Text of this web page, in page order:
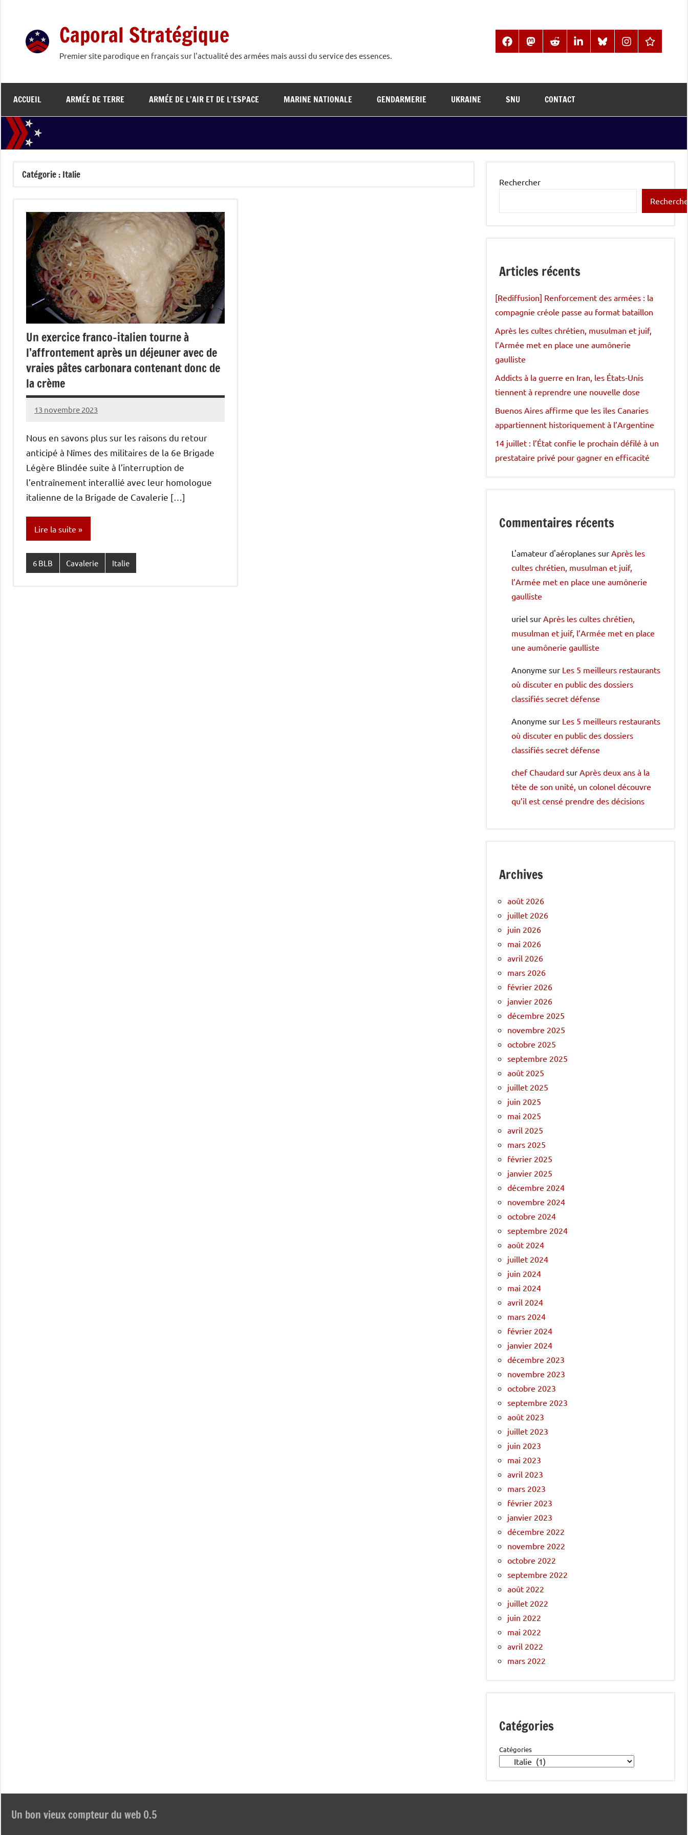
contenu
Caporal Stratégique
Premier site parodique en français sur l'actualité des armées mais aussi du service des essences.
FacebookMastodonReddit LinkedInBlueSkyInstagramThreads
ACCUEIL ARMÉE DE TERRE ARMÉE DE L’AIR ET DE L’ESPACE MARINE NATIONALE GENDARMERIE UKRAINE SNU CONTACT
Catégorie : Italie
Un exercice franco-italien tourne à
l’affrontement après un déjeuner avec de
vraies pâtes carbonara contenant donc de
la crème
13 novembre 2023
Caporal
Aucun
Nous en savons plus sur les raisons du retour
anticipé à Nîmes des militaires de la 6e Brigade
Légère Blindée suite à l’interruption de
l’entraînement interallié avec leur homologue
italienne de la Brigade de Cavalerie […]
Lire la suite
6 BLB Cavalerie Italie
Rechercher
Articles récents
[Rediffusion] Renforcement des armées : la
compagnie créole passe au format bataillon
Après les cultes chrétien, musulman et juif,
l’Armée met en place une aumônerie
gaulliste
Addicts à la guerre en Iran, les États-Unis
tiennent à reprendre une nouvelle dose
Buenos Aires affirme que les îles Canaries
appartiennent historiquement à l’Argentine
14 juillet : l’État confie le prochain défilé à un
prestataire privé pour gagner en efficacité
Commentaires récents
L'amateur d'aéroplanes sur Après les
cultes chrétien, musulman et juif,
l’Armée met en place une aumônerie
gaulliste
uriel sur Après les cultes chrétien,
musulman et juif, l’Armée met en place
une aumônerie gaulliste
Anonyme sur Les 5 meilleurs restaurants
où discuter en public des dossiers
classifiés secret défense
Anonyme sur Les 5 meilleurs restaurants
où discuter en public des dossiers
classifiés secret défense
chef Chaudard sur Après deux ans à la
tête de son unité, un colonel découvre
qu’il est censé prendre des décisions
Archives
août 2026
juillet 2026
juin 2026
mai 2026
avril 2026
mars 2026
février 2026
janvier 2026
décembre 2025
novembre 2025
octobre 2025
septembre 2025
août 2025
juillet 2025
juin 2025
mai 2025
avril 2025
mars 2025
février 2025
janvier 2025
décembre 2024
novembre 2024
octobre 2024
septembre 2024
août 2024
juillet 2024
juin 2024
mai 2024
avril 2024
mars 2024
février 2024
janvier 2024
décembre 2023
novembre 2023
octobre 2023
septembre 2023
août 2023
juillet 2023
juin 2023
mai 2023
avril 2023
mars 2023
février 2023
janvier 2023
décembre 2022
novembre 2022
octobre 2022
septembre 2022
août 2022
juillet 2022
juin 2022
mai 2022
avril 2022
mars 2022
Catégories
Catégories
Un bon vieux compteur du web 0.5